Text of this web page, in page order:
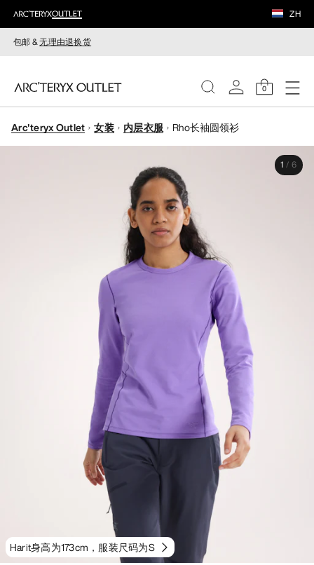
ZH
包邮 &无理由退换货
0
女装
Arc'teryx Outlet 女装 内层衣服 Rho长袖圆领衫
Harit身高为173cm，服装尺码为S
1 / 6